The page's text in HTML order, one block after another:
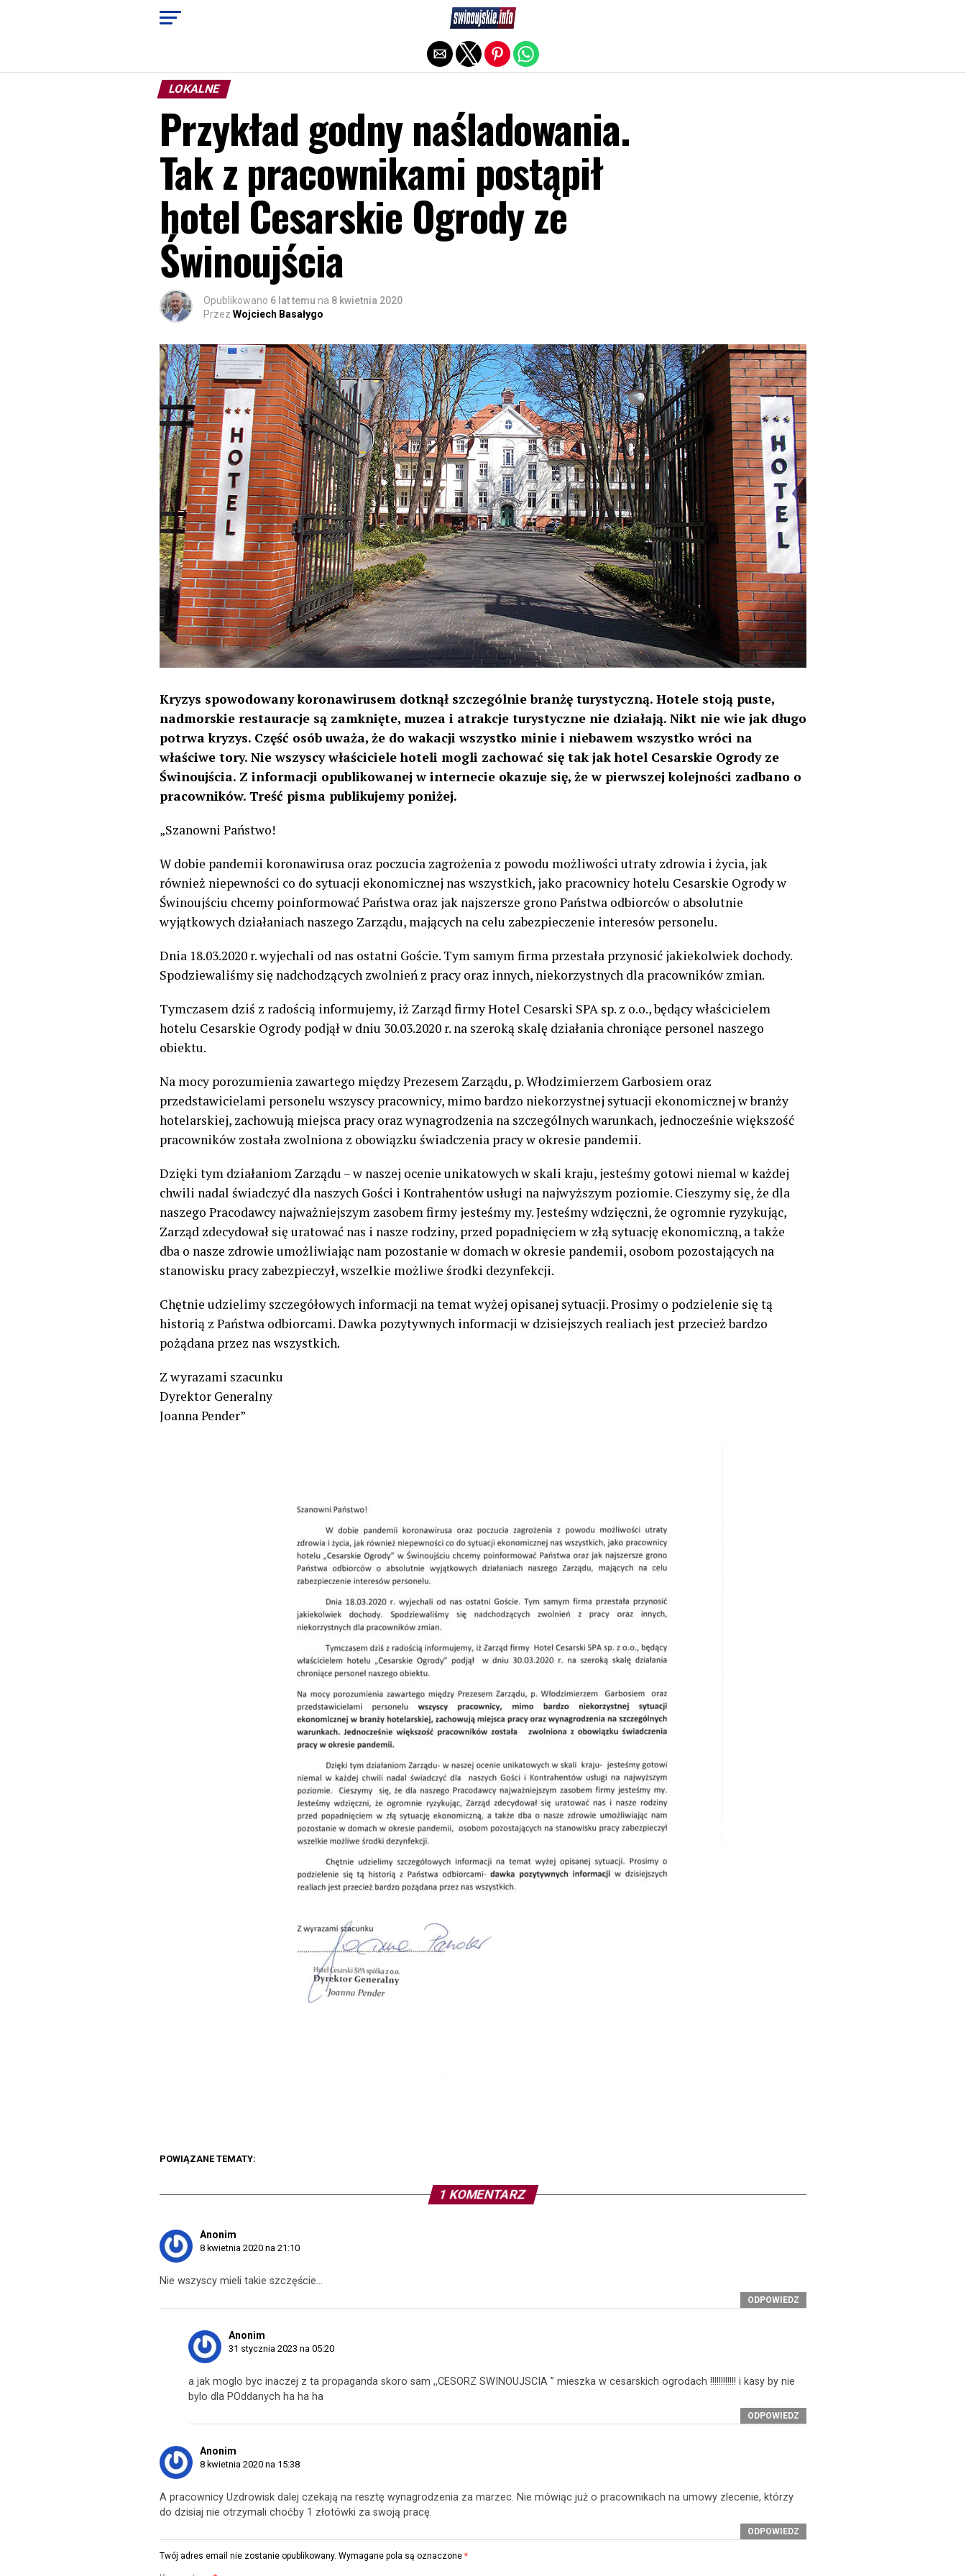
LOKALNE
Przykład godny naśladowania.
Tak z pracownikami postąpił
hotel Cesarskie Ogrody ze
Świnoujścia
Opublikowano 6 lat temu na 8 kwietnia 2020
Przez Wojciech Basałygo
Kryzys spowodowany koronawirusem dotknął szczególnie branżę turystyczną. Hotele stoją puste,
nadmorskie restauracje są zamknięte, muzea i atrakcje turystyczne nie działają. Nikt nie wie jak długo
potrwa kryzys. Część osób uważa, że do wakacji wszystko minie i niebawem wszystko wróci na
właściwe tory. Nie wszyscy właściciele hoteli mogli zachować się tak jak hotel Cesarskie Ogrody ze
Świnoujścia. Z informacji opublikowanej w internecie okazuje się, że w pierwszej kolejności zadbano o
pracowników. Treść pisma publikujemy poniżej.
„Szanowni Państwo!
W dobie pandemii koronawirusa oraz poczucia zagrożenia z powodu możliwości utraty zdrowia i życia, jak
również niepewności co do sytuacji ekonomicznej nas wszystkich, jako pracownicy hotelu Cesarskie Ogrody w
Świnoujściu chcemy poinformować Państwa oraz jak najszersze grono Państwa odbiorców o absolutnie
wyjątkowych działaniach naszego Zarządu, mających na celu zabezpieczenie interesów personelu.
Dnia 18.03.2020 r. wyjechali od nas ostatni Goście. Tym samym firma przestała przynosić jakiekolwiek dochody.
Spodziewaliśmy się nadchodzących zwolnień z pracy oraz innych, niekorzystnych dla pracowników zmian.
Tymczasem dziś z radością informujemy, iż Zarząd firmy Hotel Cesarski SPA sp. z o.o., będący właścicielem
hotelu Cesarskie Ogrody podjął w dniu 30.03.2020 r. na szeroką skalę działania chroniące personel naszego
obiektu.
Na mocy porozumienia zawartego między Prezesem Zarządu, p. Włodzimierzem Garbosiem oraz
przedstawicielami personelu wszyscy pracownicy, mimo bardzo niekorzystnej sytuacji ekonomicznej w branży
hotelarskiej, zachowują miejsca pracy oraz wynagrodzenia na szczególnych warunkach, jednocześnie większość
pracowników została zwolniona z obowiązku świadczenia pracy w okresie pandemii.
Dzięki tym działaniom Zarządu – w naszej ocenie unikatowych w skali kraju, jesteśmy gotowi niemal w każdej
chwili nadal świadczyć dla naszych Gości i Kontrahentów usługi na najwyższym poziomie. Cieszymy się, że dla
naszego Pracodawcy najważniejszym zasobem firmy jesteśmy my. Jesteśmy wdzięczni, że ogromnie ryzykując,
Zarząd zdecydował się uratować nas i nasze rodziny, przed popadnięciem w złą sytuację ekonomiczną, a także
dba o nasze zdrowie umożliwiając nam pozostanie w domach w okresie pandemii, osobom pozostających na
stanowisku pracy zabezpieczył, wszelkie możliwe środki dezynfekcji.
Chętnie udzielimy szczegółowych informacji na temat wyżej opisanej sytuacji. Prosimy o podzielenie się tą
historią z Państwa odbiorcami. Dawka pozytywnych informacji w dzisiejszych realiach jest przecież bardzo
pożądana przez nas wszystkich.
Z wyrazami szacunku
Dyrektor Generalny
Joanna Pender”
POWIĄZANE TEMATY:
1 KOMENTARZ
Anonim
8 kwietnia 2020 na 21:10
Nie wszyscy mieli takie szczęście…
ODPOWIEDZ
Anonim
31 stycznia 2023 na 05:20
a jak moglo byc inaczej z ta propaganda skoro sam ,,CESORZ SWINOUJSCIA ” mieszka w cesarskich ogrodach !!!!!!!!!!!! i kasy by nie
bylo dla POddanych ha ha ha
ODPOWIEDZ
Anonim
8 kwietnia 2020 na 15:38
A pracownicy Uzdrowisk dalej czekają na resztę wynagrodzenia za marzec. Nie mówiąc już o pracownikach na umowy zlecenie, którzy
do dzisiaj nie otrzymali choćby 1 złotówki za swoją pracę.
ODPOWIEDZ
Twój adres email nie zostanie opublikowany. Wymagane pola są oznaczone *
Exit mobile version